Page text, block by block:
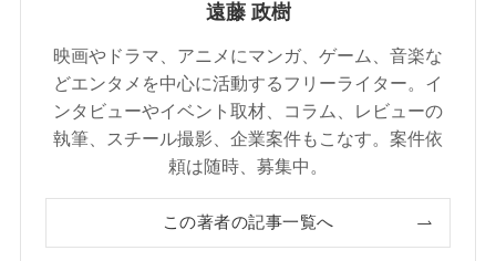
遠藤 政樹
映画やドラマ、アニメにマンガ、ゲーム、音楽な
どエンタメを中心に活動するフリーライター。イ
ンタビューやイベント取材、コラム、レビューの
執筆、スチール撮影、企業案件もこなす。案件依
頼は随時、募集中。
この著者の記事一覧へ